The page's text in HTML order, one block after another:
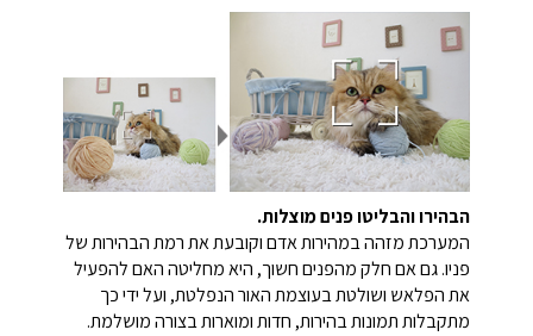
הבהירו והבליטו פנים מוצלות.
המערכת מזהה במהירות אדם וקובעת את רמת הבהירות של
פניו. גם אם חלק מהפנים חשוך, היא מחליטה האם להפעיל
את הפלאש ושולטת בעוצמת האור הנפלטת, ועל ידי כך
מתקבלות תמונות בהירות, חדות ומוארות בצורה מושלמת.